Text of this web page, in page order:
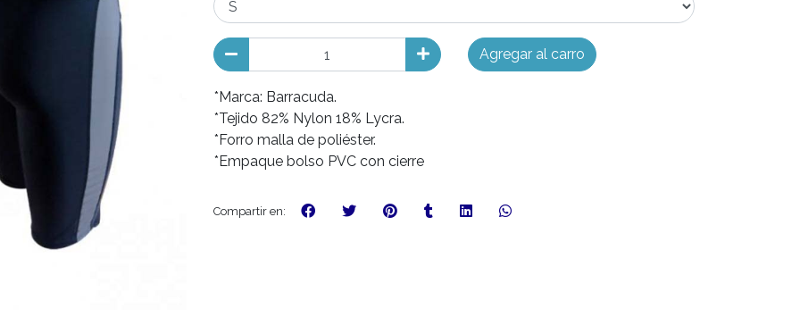
Agregar al carro
*Marca: Barracuda.
*Tejido 82% Nylon 18% Lycra.
*Forro malla de poliéster.
*Empaque bolso PVC con cierre
Compartir en: